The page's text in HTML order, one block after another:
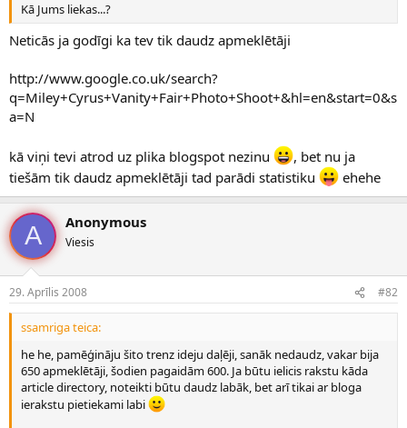
Kā Jums liekas...?
Neticās ja godīgi ka tev tik daudz apmeklētāji
http://www.google.co.uk/search?
q=Miley+Cyrus+Vanity+Fair+Photo+Shoot+&hl=en&start=0&s
a=N
kā viņi tevi atrod uz plika blogspot nezinu
, bet nu ja
tiešām tik daudz apmeklētāji tad parādi statistiku
ehehe
A Anonymous
Viesis
29. Aprīlis 2008 #82
ssamriga teica:
he he, pamēģināju šito trenz ideju daļēji, sanāk nedaudz, vakar bija
650 apmeklētāji, šodien pagaidām 600. Ja būtu ielicis rakstu kāda
article directory, noteikti būtu daudz labāk, bet arī tikai ar bloga
ierakstu pietiekami labi